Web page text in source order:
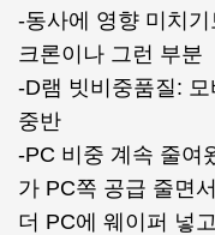
-동사에 영향 미치기
크론이나 그런 부분
-D램 빗비중품질:
중반
-PC 비중 계속 줄여
가 PC쪽 공급 줄면
더 PC에 웨이퍼 넣